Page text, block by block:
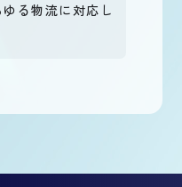
る物流に対応し